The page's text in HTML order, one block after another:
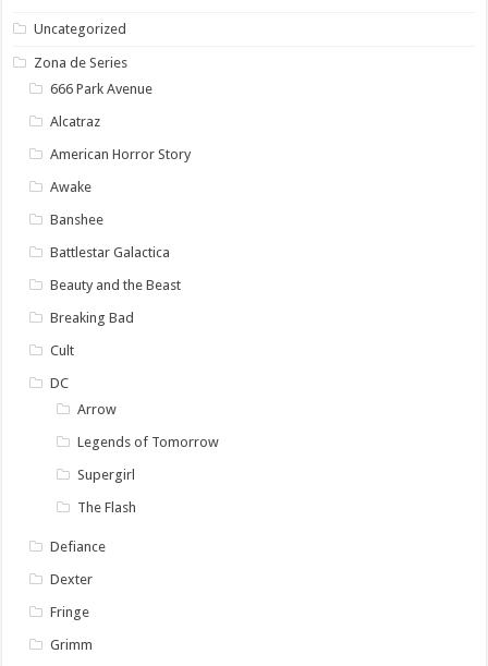
Uncategorized
Zona de Series
666 Park Avenue
Alcatraz
American Horror Story
Awake
Banshee
Battlestar Galactica
Beauty and the Beast
Breaking Bad
Cult
DC
Arrow
Legends of Tomorrow
Supergirl
The Flash
Defiance
Dexter
Fringe
Grimm